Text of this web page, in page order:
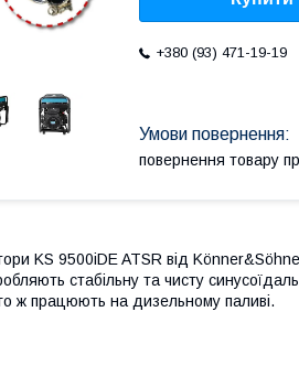
+380 (93) 471-19-19
повернення товару
KS 9500iDE ATSR від
стабільну та чисту
ж працюють на дизельному паливі.